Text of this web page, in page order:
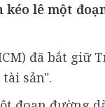
kéo lê một
đã bắt giữ
sản".